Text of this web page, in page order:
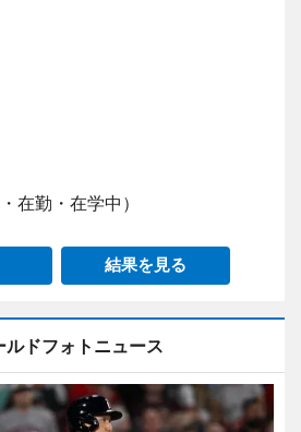
在勤・在学中）
結果を見る
ルドフォトニュース